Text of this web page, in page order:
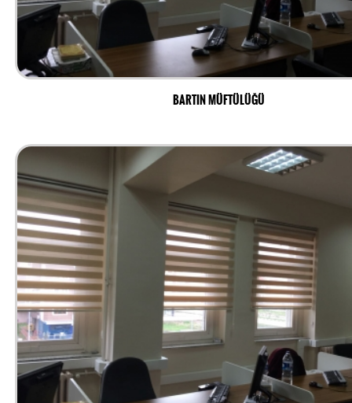
BARTIN MÜFTÜLÜĞÜ